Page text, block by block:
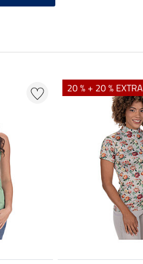
20 % + 20 % EXTRA